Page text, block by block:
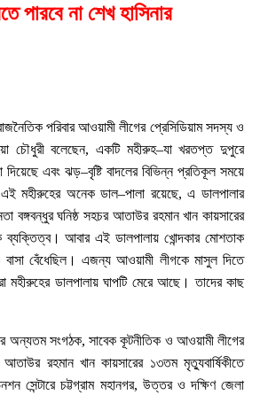
পারবে না শেখ হাসিনার
পরিবার আওয়ামী লীগের প্রেসিডিয়াম সদস্য ও
চৌধুরী বলেছেন, একটি মহীরুহ–যা খরতপ্ত দুপুরে
দিয়েছে এবং ঝড়–বৃষ্টি বাদলের বিভিন্ন প্রতিকূল সময়ে
মহীরুহের অনেক ডাল–পালা রয়েছে, এ ডালপালার
বঙ্গবন্ধুর ঘনিষ্ঠ সহচর আতাউর রহমান খান কায়সারের
ব্যক্তিত্ব। আবার এই ডালপালায় খোন্দকার মোশতাক
বেঁধেছিল। এজন্য আওয়ামী লীগকে মাসুল দিতে
ডালপালায় ঘাপটি মেরে আছে। তাদের কাছ
অন্যতম সংগঠক, সাবেক কূটনীতিক ও আওয়ামী লীগের
রহমান খান কায়সারের ১৩তম মৃত্যুবার্ষিকীতে
সেন্টারে চট্টগ্রাম মহানগর, উত্তর ও দক্ষিণ জেলা